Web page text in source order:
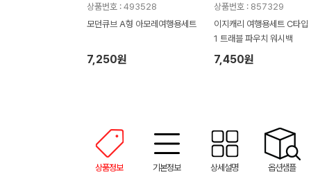
상품번호 : 493528
모던큐브 A형 아모레여행용세트
7,250원
상품번호 : 857329
이지캐리 여행용세트 C타
1 트래블 파우치 워시백
7,450원
상품정보 기본정보 상세설명 옵션샘플